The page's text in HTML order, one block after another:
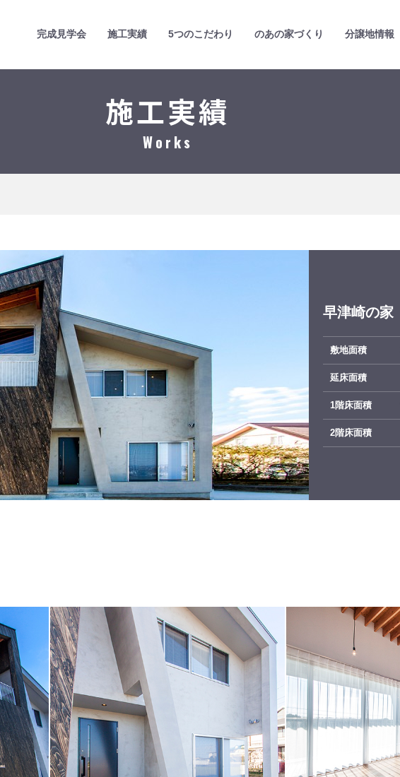
完成見学会 施工実績 5つのこだわり のあの家づくり 分譲地情報
施工実績
Works
早津崎の家
敷地面積
延床面積
1階床面積
2階床面積